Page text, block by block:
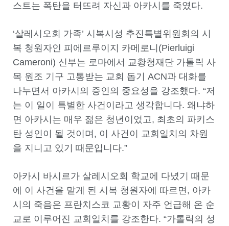
스트는 폭탄을 터뜨려 자신과 아카시를 죽였다.
‘살레시오회 가족’ 시복시성 추진특별위원회의 시
복 청원자인 피에르루이지 카메로니(Pierluigi
Cameroni) 신부는 로마에서 교황청재단 가톨릭 사
목 원조 기구 고통받는 교회 돕기 ACN과 대화를
나누면서 아카시의 증인의 중요성을 강조했다. “저
는 이 일이 특별한 사건이라고 생각합니다. 왜냐하
면 아카시는 매우 젊은 청년이었고, 최초의 파키스
탄 성인이 될 것이며, 이 사건이 교회일치의 차원
을 지니고 있기 때문입니다.”
아카시 바시르가 살레시오회 학교에 다녔기 때문
에 이 사건을 맡게 된 시복 청원자에 따르면, 아카
시의 죽음은 프란치스코 교황이 자주 언급해 온 순
교로 이루어진 교회일치를 강조한다. “가톨릭의 성